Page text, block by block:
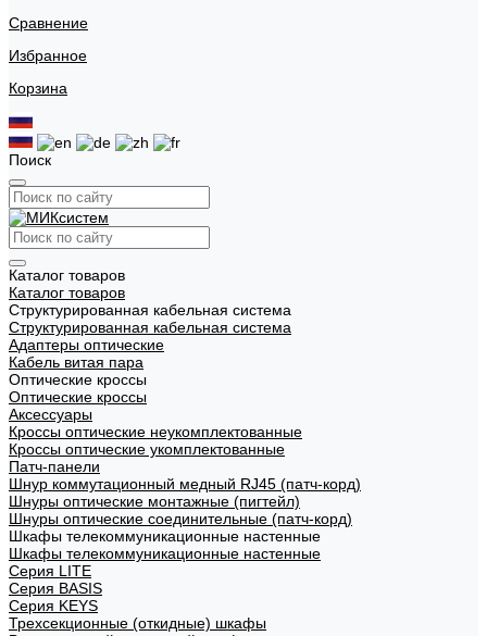
Сравнение
Избранное
Корзина
Поиск
Каталог товаров
Каталог товаров
Структурированная кабельная система
Структурированная кабельная система
Адаптеры оптические
Кабель витая пара
Оптические кроссы
Оптические кроссы
Аксессуары
Кроссы оптические неукомплектованные
Кроссы оптические укомплектованные
Патч-панели
Шнур коммутационный медный RJ45 (патч-корд)
Шнуры оптические монтажные (пигтейл)
Шнуры оптические соединительные (патч-корд)
Шкафы телекоммуникационные настенные
Шкафы телекоммуникационные настенные
Cерия LITE
Cерия BASIS
Cерия KEYS
Трехсекционные (откидные) шкафы